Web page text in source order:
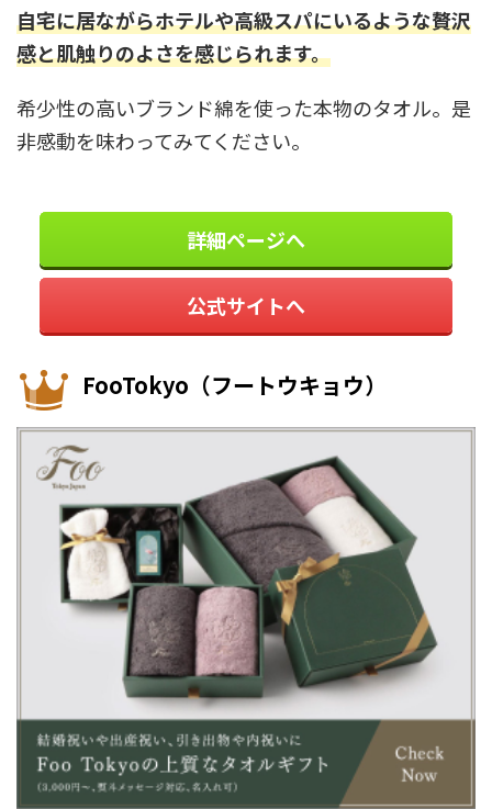
自宅に居ながらホテルや高級スパにいるような贅沢
感と肌触りのよさを感じられます。
希少性の高いブランド綿を使った本物のタオル。是
非感動を味わってみてください。
詳細ページへ
公式サイトへ
FooTokyo（フートウキョウ）